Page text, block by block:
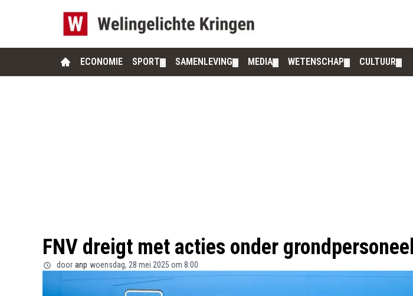
ECONOMIE SPORT SAMENLEVING MEDIA WETENSCHAP CULTUUR
FNV dreigt met acties onder
door anp woensdag, 28 mei 2025 om 8:00